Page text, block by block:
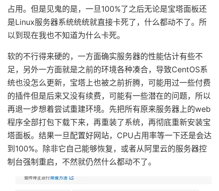
占用。但是见鬼的是，一旦100%了之后无论是宝塔面板还
是Linux服务器系统统统就直接卡死了，什么都动不了。所
以到现在我也不知道为什么卡死。
软的不行得来硬的，一方面确实服务器的性能估计有些不
足，另外一方面就是之前的环境各种凑合，导致CentOS系
统也没怎么更新，宝塔上也被之前折腾，可能用过一些付费
的插件但是后来又没有续费，可能有一些潜在的问题，所以
再退一步想着尝试重建环境。先把所有原来服务器上的web
程序全部打包下载下来，再重装了系统，再彻底重新安装宝
塔面板。结果一旦配置好网站，CPU占用率等一下还是会达
到100%。除非它自己能够恢复，或者从阿里云的服务器控
制台强制重启，不然就仍然什么都动不了。